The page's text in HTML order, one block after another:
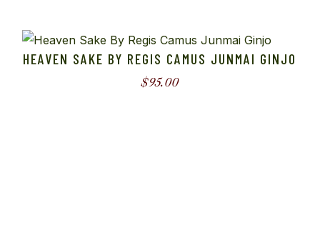
HEAVEN SAKE BY REGIS CAMUS JUNMAI GINJO
$95.00